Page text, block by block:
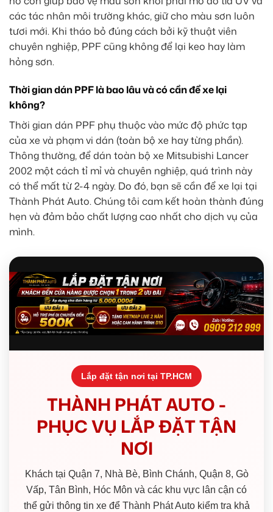
các tác nhân môi trường khác, giữ cho màu sơn luôn
tươi mới. Khi tháo bỏ đúng cách bởi kỹ thuật viên
chuyên nghiệp, PPF cũng không để lại keo hay làm
hỏng sơn.
Thời gian dán PPF là bao lâu và có cần để xe lại
không?
Thời gian dán PPF phụ thuộc vào mức độ phức tạp
của xe và phạm vi dán (toàn bộ xe hay từng phần).
Thông thường, để dán toàn bộ xe Mitsubishi Lancer
2002 một cách tỉ mỉ và chuyên nghiệp, quá trình này
có thể mất từ 2-4 ngày. Do đó, bạn sẽ cần để xe lại tại
Thành Phát Auto. Chúng tôi cam kết hoàn thành đúng
hẹn và đảm bảo chất lượng cao nhất cho dịch vụ của
mình.
Lắp đặt tận nơi tại TP.HCM
THÀNH PHÁT AUTO -
PHỤC VỤ LẮP ĐẶT TẬN
NƠI
Khách tại Quận 7, Nhà Bè, Bình Chánh, Quận 8, Gò
Vấp, Tân Bình, Hóc Môn và các khu vực lân cận có
thể gửi thông tin xe để Thành Phát Auto kiểm tra khả